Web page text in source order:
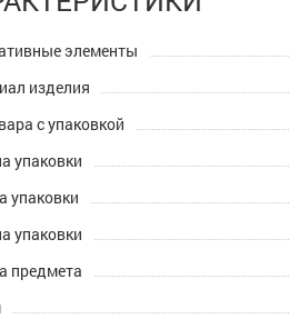
элементы
изделия
с упаковкой
упаковки
упаковки
упаковки
предмета